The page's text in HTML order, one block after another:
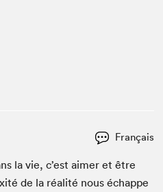
Français
la vie, c’est aimer et être
de la réal­ité nous échappe